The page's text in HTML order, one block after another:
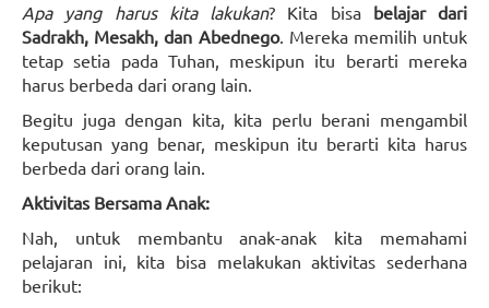
Apa yang harus kita lakukan? Kita bisa belajar dari
Sadrakh, Mesakh, dan Abednego. Mereka memilih untuk
tetap setia pada Tuhan, meskipun itu berarti mereka
harus berbeda dari orang lain.
Begitu juga dengan kita, kita perlu berani mengambil
keputusan yang benar, meskipun itu berarti kita harus
berbeda dari orang lain.
Aktivitas Bersama Anak:
Nah, untuk membantu anak-anak kita memahami
pelajaran ini, kita bisa melakukan aktivitas sederhana
berikut: